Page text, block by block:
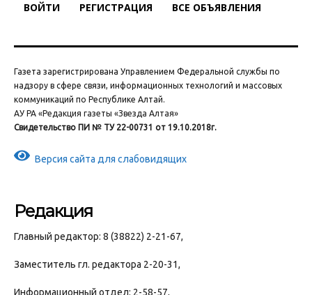
ВОЙТИ РЕГИСТРАЦИЯ ВСЕ ОБЪЯВЛЕНИЯ
Газета зарегистрирована Управлением Федеральной службы по
надзору в сфере связи, информационных технологий и массовых
коммуникаций по Республике Алтай.
АУ РА «Редакция газеты «Звезда Алтая»
Свидетельство ПИ № ТУ 22-00731 от 19.10.2018г.
Версия сайта для слабовидящих
Редакция
Главный редактор: 8 (38822) 2-21-67,
Заместитель гл. редактора 2-20-31,
Информационный отдел: 2-58-57,